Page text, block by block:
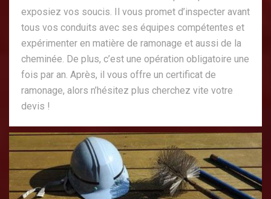
exposiez vos soucis. Il vous promet d’inspecter avant
tous vos conduits avec ses équipes compétentes et
expérimenter en matière de ramonage et aussi de la
cheminée. De plus, c’est une opération obligatoire une
fois par an. Après, il vous offre un certificat de
ramonage, alors n’hésitez plus cherchez vite votre
devis !